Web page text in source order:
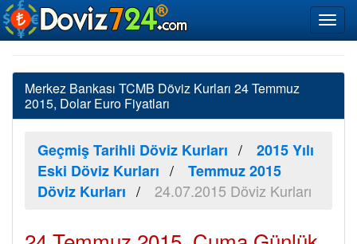
Merkez Bankası TCMB Döviz Kurları 24 Temmuz
2015, Dolar Euro Fiyatları
Geçmiş Tarihli Döviz Kurları
2015 Yılı
Eski Döviz Kurları
Temmuz 2015
Döviz Kurları
24.07.2015 Döviz Kurları